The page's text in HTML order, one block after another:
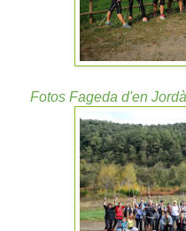
Fotos Fageda d'en